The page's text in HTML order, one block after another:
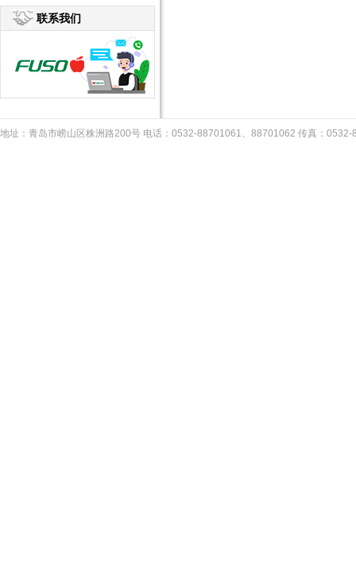
联系我们
地址：青岛市崂山区株洲路200号 电话：0532-88701061、88701062 传真：